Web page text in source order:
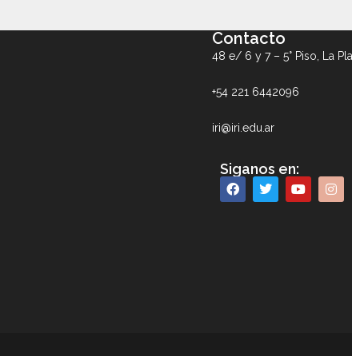
Contacto
48 e/ 6 y 7 – 5° Piso, La
+54 221 6442096
iri@iri.edu.ar
Siganos en: